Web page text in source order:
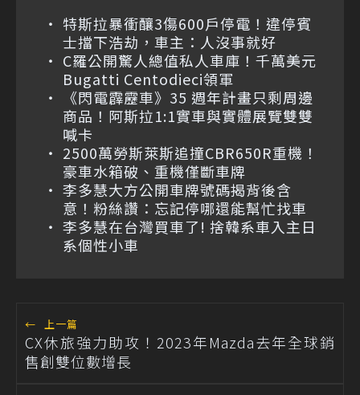
特斯拉暴衝釀3傷600戶停電！違停賓
士擋下浩劫，車主：人沒事就好
C羅公開驚人總值私人車庫！千萬美元
Bugatti Centodieci領軍
《閃電霹靂車》35 週年計畫只剩周邊
商品！阿斯拉1:1實車與實體展覽雙雙
喊卡
2500萬勞斯萊斯追撞CBR650R重機！
豪車水箱破、重機僅斷車牌
李多慧大方公開車牌號碼揭背後含
意！粉絲讚：忘記停哪還能幫忙找車
李多慧在台灣買車了! 捨韓系車入主日
系個性小車
← 上一篇
CX休旅強力助攻！2023年Mazda去年全球銷
售創雙位數增長